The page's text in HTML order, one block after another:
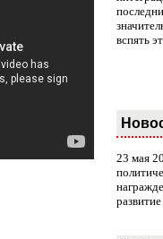
вспять
23 мая